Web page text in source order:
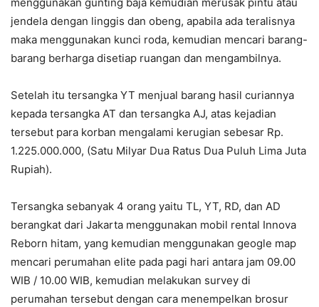
jendela dengan linggis dan obeng, apabila ada teralisnya
maka menggunakan kunci roda, kemudian mencari barang-
barang berharga disetiap ruangan dan mengambilnya.
Setelah itu tersangka YT menjual barang hasil curiannya
kepada tersangka AT dan tersangka AJ, atas kejadian
tersebut para korban mengalami kerugian sebesar Rp.
1.225.000.000, (Satu Milyar Dua Ratus Dua Puluh Lima Juta
Rupiah).
Tersangka sebanyak 4 orang yaitu TL, YT, RD, dan AD
berangkat dari Jakarta menggunakan mobil rental Innova
Reborn hitam, yang kemudian menggunakan geogle map
mencari perumahan elite pada pagi hari antara jam 09.00
WIB / 10.00 WIB, kemudian melakukan survey di
perumahan tersebut dengan cara menempelkan brosur